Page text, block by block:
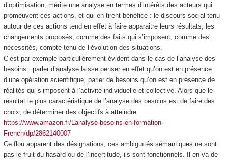
d’optimisation, mérite une analyse en termes d’intérêts des acteurs qui
promeuvent ces actions, et qui en tirent bénéfice : le discours social tenu
autour de ces actions tend en effet à faire apparaitre leurs résultats, les
changements proposés, comme des faits qui s’imposent, comme des
nécessités, compte tenu de l’évolution des situations.
C’est par exemple particulièrement évident dans le cas de l’analyse des
besoins : parler d’analyse laisse penser en effet qu’on est en présence
d’une opération scientifique, parler de besoins qu’on est en présence de
réalités qui s’imposent à l’activité individuelle et collective. Alors que le
résultat le plus caractéristique de l’analyse des besoins est de faire des
choix, de déterminer des objectifs à atteindre
https://www.amazon.fr/Lanalyse-besoins-en-formation-
French/dp/2862140007
Ce flou apparent des désignations, ces ambiguïtés sémantiques ne sont
pas le fruit du hasard ou de l’incertitude, ils sont fonctionnels. Il en va de